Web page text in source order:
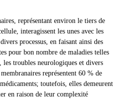
représentant environ le tiers de
interagissent les unes avec les
processus, en faisant ainsi des
pour bon nombre de maladies telles
les troubles neurologiques et divers
représentent 60 % de
toutefois, elles demeurent
en raison de leur complexité